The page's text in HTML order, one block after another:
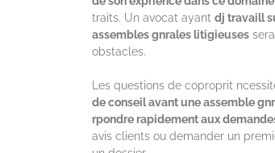
traits. Un avocat ayant dj travaill
assembles gnrales litigieuses
obstacles.
Les questions de coproprit
de conseil avant une assemble
rpondre rapidement aux
avis clients ou demander un